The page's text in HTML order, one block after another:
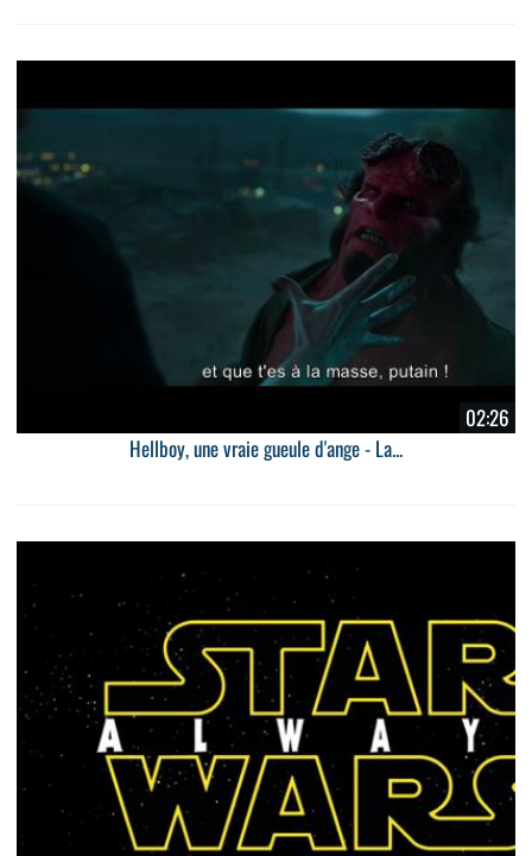
02:26
Hellboy, une vraie gueule d'ange - La...